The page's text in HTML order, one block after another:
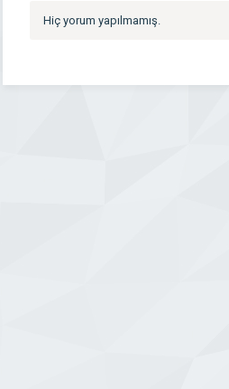
Hiç yorum yapılmamış.